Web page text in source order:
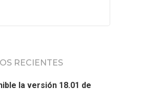
RECIENTES
la versión 18.01 de